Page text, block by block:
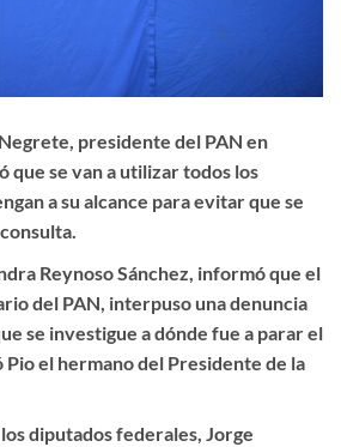
presidente del PAN en
que se van a utilizar todos los
a su alcance para evitar que se
Reynoso Sánchez, informó que el
del PAN, interpuso una denuncia
se investigue a dónde fue a parar el
el hermano del Presidente de la
diputados federales, Jorge